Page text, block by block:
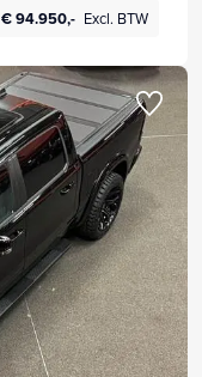
€ 94.950,- Excl. BTW